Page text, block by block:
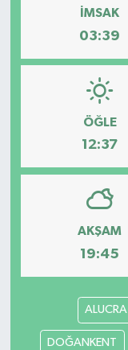
İMSAK
03:39
ÖĞLE
12:37
AKŞAM
19:45
ALUCRA
DOĞANKENT